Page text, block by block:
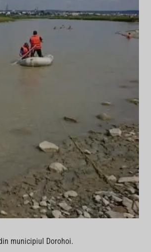
municipiul Dorohoi.